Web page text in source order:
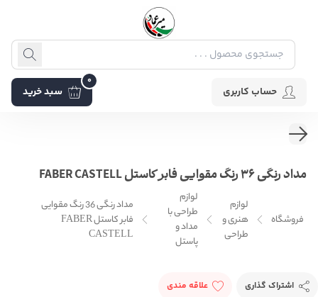
حساب کاربری سبد خرید
0
مداد رنگی 36 رنگ مقوایی فابر کاستل FABER CASTELL
فروشگاه
لوازم
هنری و
طراحی
لوازم
طراحی با
مداد و
پاستل
مداد رنگی 36 رنگ مقوایی
فابر کاستل FABER
CASTELL
اشتراک گذاری علاقه مندی